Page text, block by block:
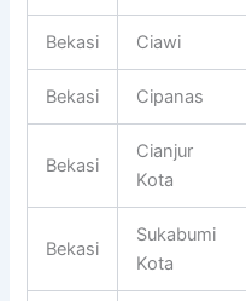
Bekasi Ciawi
Bekasi Cipanas
Bekasi
Cianjur
Kota
Bekasi
Sukabumi
Kota